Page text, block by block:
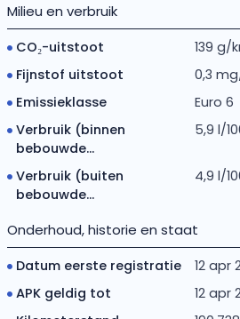
Milieu en verbruik
CO₂-uitstoot
139 g/
Fijnstof uitstoot
0,3
Emissieklasse
Euro 6
Verbruik (binnen
bebouwde...
5,9 l/
Verbruik (buiten
bebouwde...
4,9 l/
Onderhoud, historie en staat
Datum eerste registratie
12 apr
APK geldig tot
12 apr